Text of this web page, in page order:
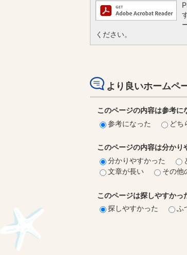
ください。
より良いホームペ
このページの内容は参考に
参考になった
どち
このページの内容は分かり
分かりやすかった
文章が長い
その他
このページは探しやすかっ
探しやすかった
ふ